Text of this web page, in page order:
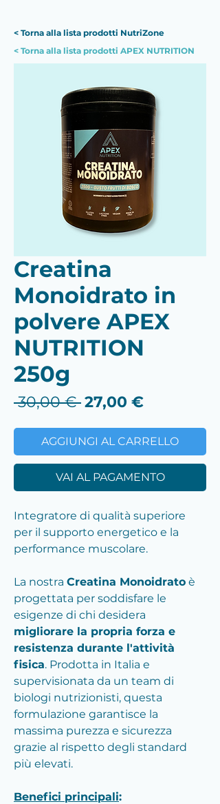
< Torna alla lista prodotti NutriZone
< Torna alla lista prodotti APEX NUTRITION
Creatina
Monoidrato in
polvere APEX
NUTRITION
250g
30,00 € Prezzo
27,00 €Prezzo
AGGIUNGI AL CARRELLO
VAI AL PAGAMENTO
Integratore di qualità superiore
per il supporto energetico e la
performance muscolare.
La nostra Creatina Monoidrato è
progettata per soddisfare le
esigenze di chi desidera
migliorare la propria forza e
resistenza durante l'attività
fisica. Prodotta in Italia e
supervisionata da un team di
biologi nutrizionisti, questa
formulazione garantisce la
massima purezza e sicurezza
grazie al rispetto degli standard
più elevati.
Benefici principali: